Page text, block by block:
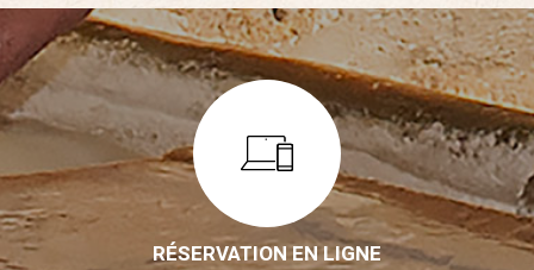
RÉSERVATION EN LIGNE